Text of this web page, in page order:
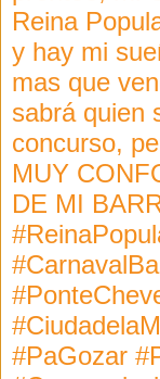
Reina
y hay mi
mas que
sabrá quien
concurso,
MUY
DE MI
#PaGozar